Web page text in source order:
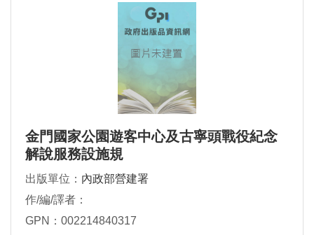
金門國家公園遊客中心及古寧頭戰役紀念
解說服務設施規
出版單位： 內政部營建署
作/編/譯者：
GPN：002214840317